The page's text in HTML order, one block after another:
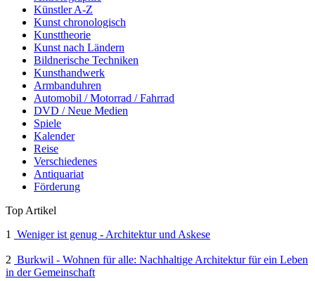
Künstler A-Z
Kunst chronologisch
Kunsttheorie
Kunst nach Ländern
Bildnerische Techniken
Kunsthandwerk
Armbanduhren
Automobil / Motorrad / Fahrrad
DVD / Neue Medien
Spiele
Kalender
Reise
Verschiedenes
Antiquariat
Förderung
Top Artikel
1
Weniger ist genug - Architektur und Askese
2 Burkwil - Wohnen für alle: Nachhaltige Architektur für ein Leben
in der Gemeinschaft